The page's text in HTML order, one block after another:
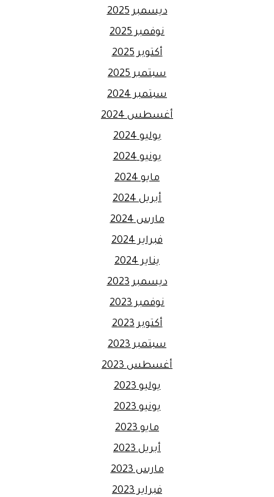
ديسمبر 2025
نوفمبر 2025
أكتوبر 2025
سبتمبر 2025
سبتمبر 2024
أغسطس 2024
يوليو 2024
يونيو 2024
مايو 2024
أبريل 2024
مارس 2024
فبراير 2024
يناير 2024
ديسمبر 2023
نوفمبر 2023
أكتوبر 2023
سبتمبر 2023
أغسطس 2023
يوليو 2023
يونيو 2023
مايو 2023
أبريل 2023
مارس 2023
فبراير 2023